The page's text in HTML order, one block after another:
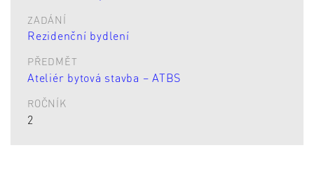
ZADÁNÍ
Rezidenční bydlení
PŘEDMĚT
Ateliér bytová stavba – ATBS
ROČNÍK
2